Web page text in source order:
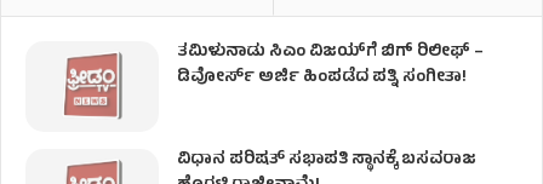
ತಮಿಳುನಾಡು ಸಿಎಂ ವಿಜಯ್‌ಗೆ ಬಿಗ್ ರಿಲೀಫ್ –
ಡಿವೋರ್ಸ್ ಅರ್ಜಿ ಹಿಂಪಡೆದ ಪತ್ನಿ ಸಂಗೀತಾ!
ವಿಧಾನ ಪರಿಷತ್ ಸಭಾಪತಿ ಸ್ಥಾನಕ್ಕೆ ಬಸವರಾಜ